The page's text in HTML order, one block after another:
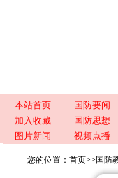
本站首页 国防要闻
加入收藏
国防思想
图片新闻
视频点播
您的位置： 首页>> 国防